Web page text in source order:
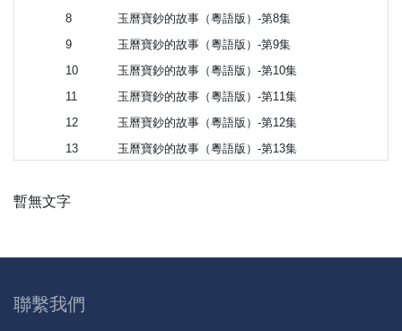
8
玉曆寶鈔的故事（粵語版）-第8集
9
玉曆寶鈔的故事（粵語版）-第9集
10
玉曆寶鈔的故事（粵語版）-第10集
11
玉曆寶鈔的故事（粵語版）-第11集
12
玉曆寶鈔的故事（粵語版）-第12集
13
玉曆寶鈔的故事（粵語版）-第13集
15
暫無文字
聯繫我們